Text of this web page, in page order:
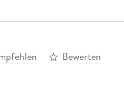
Bewerten